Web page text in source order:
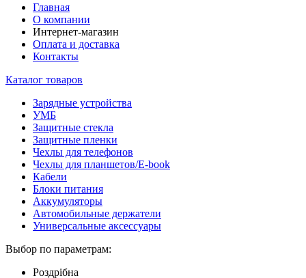
Главная
О компании
Интернет-магазин
Оплата и доставка
Контакты
Каталог товаров
Зарядные устройства
УМБ
Защитные стекла
Защитные пленки
Чехлы для телефонов
Чехлы для планшетов/E-book
Кабели
Блоки питания
Аккумуляторы
Автомобильные держатели
Универсальные аксессуары
Выбор по параметрам:
Роздрібна